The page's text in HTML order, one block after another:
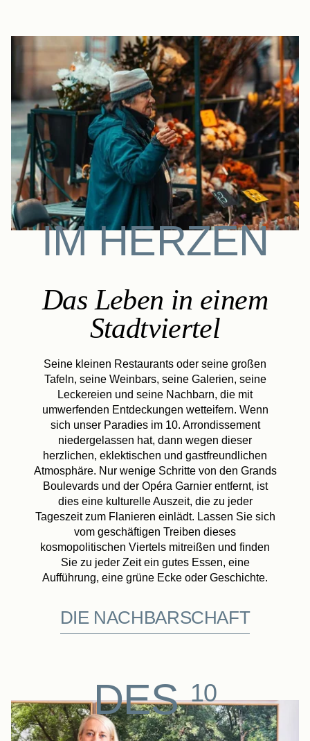
Das Leben in einem
Stadtviertel
Seine kleinen Restaurants oder seine großen
Tafeln, seine Weinbars, seine Galerien, seine
Leckereien und seine Nachbarn, die mit
umwerfenden Entdeckungen wetteifern. Wenn
sich unser Paradies im 10. Arrondissement
niedergelassen hat, dann wegen dieser
herzlichen, eklektischen und gastfreundlichen
Atmosphäre. Nur wenige Schritte von den Grands
Boulevards und der Opéra Garnier entfernt, ist
dies eine kulturelle Auszeit, die zu jeder
Tageszeit zum Flanieren einlädt. Lassen Sie sich
vom geschäftigen Treiben dieses
kosmopolitischen Viertels mitreißen und finden
Sie zu jeder Zeit ein gutes Essen, eine
Aufführung, eine grüne Ecke oder Geschichte.
DIE NACHBARSCHAFT
IM HERZEN
DES10